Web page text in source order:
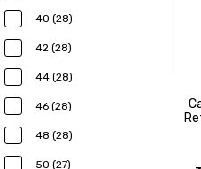
40 (28)
42 (28)
44 (28)
46 (28)
48 (28)
50 (27)